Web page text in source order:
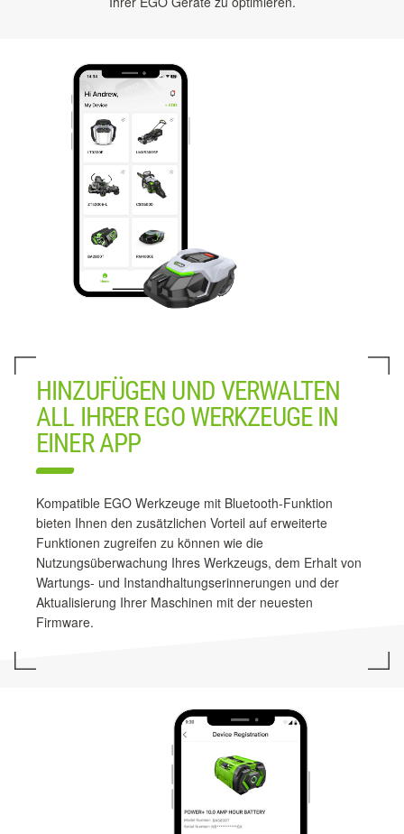
HINZUFÜGEN UND VERWALTEN
ALL IHRER EGO WERKZEUGE IN
EINER APP
Kompatible EGO Werkzeuge mit Bluetooth-Funktion
bieten Ihnen den zusätzlichen Vorteil auf erweiterte
Funktionen zugreifen zu können wie die
Nutzungsüberwachung Ihres Werkzeugs, dem Erhalt von
Wartungs- und Instandhaltungserinnerungen und der
Aktualisierung Ihrer Maschinen mit der neuesten
Firmware.